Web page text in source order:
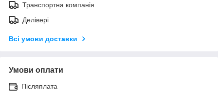
Транспортна компанія
Делівері
Всі умови доставки
Умови оплати
Післяплата